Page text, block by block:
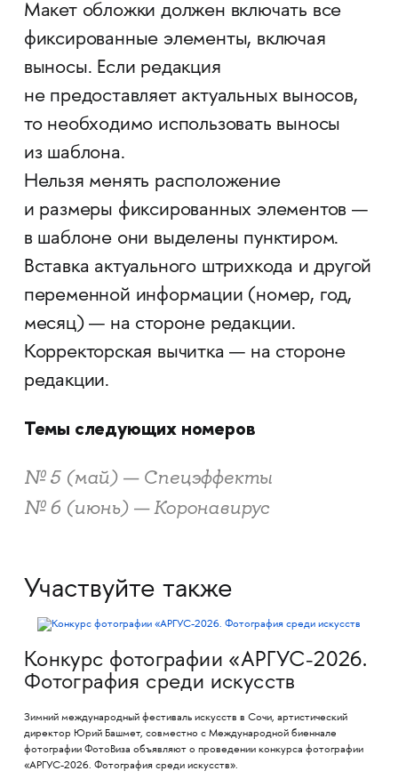
Макет обложки должен включать все
фиксированные элементы, включая
выносы. Если редакция
не предоставляет актуальных выносов,
то необходимо использовать выносы
из шаблона.
Нельзя менять расположение
и размеры фиксированных элементов —
в шаблоне они выделены пунктиром.
Вставка актуального штрихкода и другой
переменной информации (номер, год,
месяц) — на стороне редакции.
Корректорская вычитка — на стороне
редакции.
Темы следующих номеров
№ 5 (май) — Спецэффекты
№ 6 (июнь) — Коронавирус
Участвуйте также
Конкурс фотографии «АРГУС-2026.
Фотография среди искусств
Зимний международный фестиваль искусств в Сочи, артистический
директор Юрий Башмет, совместно с Международной биеннале
фотографии ФотоВиза объявляют о проведении конкурса фотографии
«АРГУС-2026. Фотография среди искусств».